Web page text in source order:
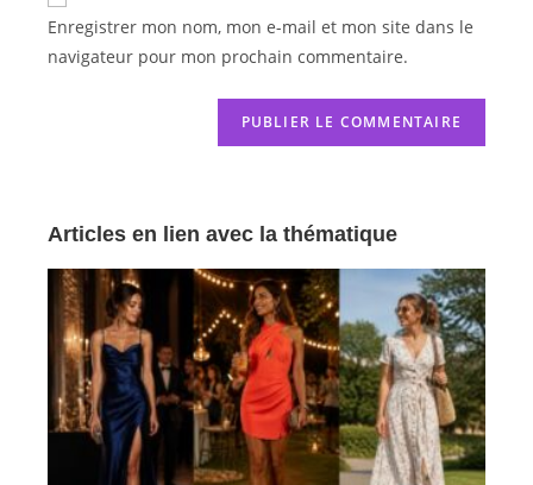
Enregistrer mon nom, mon e-mail et mon site dans le
navigateur pour mon prochain commentaire.
Articles en lien avec la thématique